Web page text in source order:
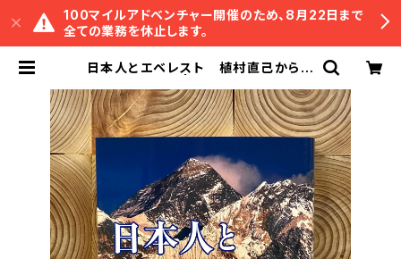
100マイルアドベンチャー開催のため、8月22日まで
全ての業務を休止します。
日本人とエベレスト 植村直己から栗